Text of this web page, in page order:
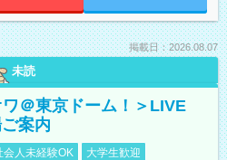
掲載日：2026.08.07
未読
ワ＠東京ドーム！＞LIVE
案内
会人未経験OK
大学生歓迎